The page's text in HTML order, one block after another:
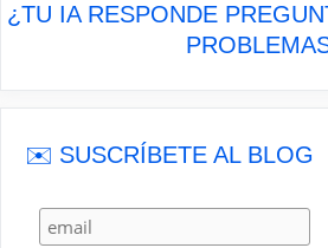
¿TU IA RESPONDE
✉️ SUSCRÍBETE AL BLOG